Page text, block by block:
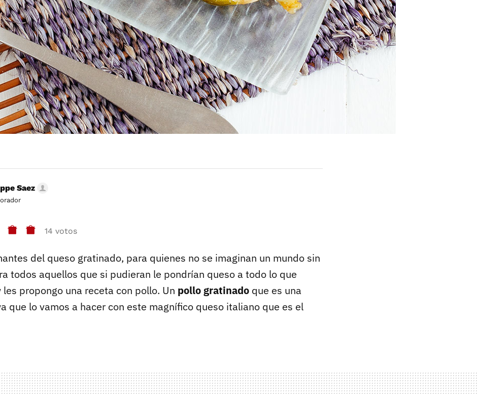
Saez
14 votos
del queso gratinado, para quienes no se imaginan un mundo sin
todos aquellos que si pudieran le pondrían queso a todo lo que
les propongo una receta con pollo. Un pollo gratinado que es una
que lo vamos a hacer con este magnífico queso italiano que es el